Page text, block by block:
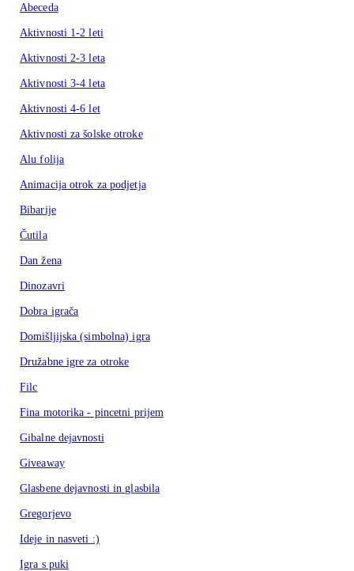
Abeceda
Aktivnosti 1-2 leti
Aktivnosti 2-3 leta
Aktivnosti 3-4 leta
Aktivnosti 4-6 let
Aktivnosti za šolske otroke
Alu folija
Animacija otrok za podjetja
Bibarije
Čutila
Dan žena
Dinozavri
Dobra igrača
Domišljijska (simbolna) igra
Družabne igre za otroke
Filc
Fina motorika - pincetni prijem
Gibalne dejavnosti
Giveaway
Glasbene dejavnosti in glasbila
Gregorjevo
Ideje in nasveti :)
Igra s puki